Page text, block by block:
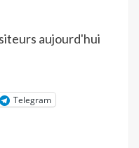
aujourd'hui
Telegram